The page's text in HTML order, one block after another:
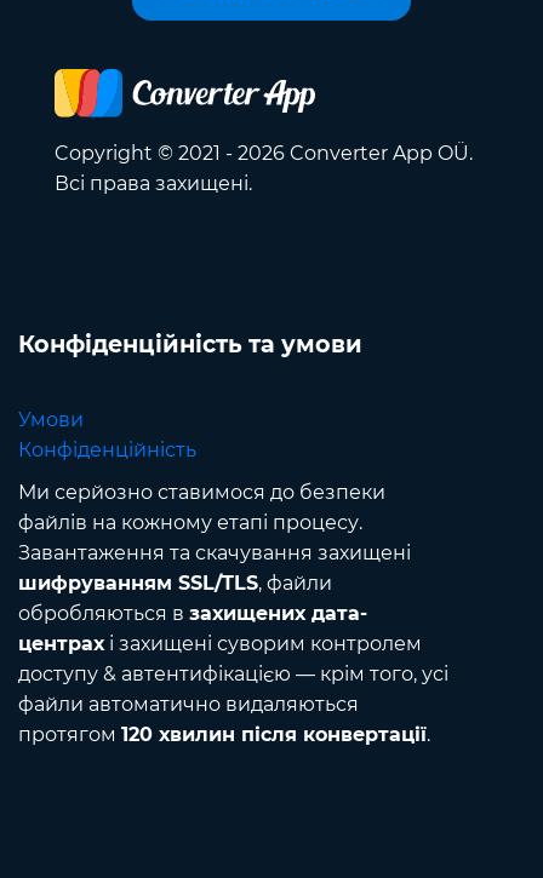
Copyright © 2021 - 2026 Converter App OÜ.
Всі права захищені.
Конфіденційність та умови
Умови
Конфіденційність
Ми серйозно ставимося до безпеки
файлів на кожному етапі процесу.
Завантаження та скачування захищені
шифруванням SSL/TLS, файли
обробляються в захищених дата-
центрахі захищені суворим контролем
доступу & автентифікацією — крім того, усі
файли автоматично видаляються
протягом 120 хвилин після конвертації.